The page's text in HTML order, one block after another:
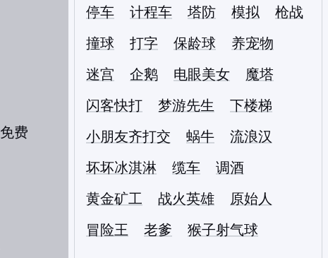
停车
计程车 塔防 模拟
枪战
撞球
打字 保龄球
养宠物
迷宫
企鹅 电眼美女
魔塔
闪客快打
梦游先生
下楼梯
小朋友齐打交
蜗牛
流浪汉
坏坏冰淇淋
缆车
调酒
黄金矿工
战火英雄
原始人
冒险王
老爹 猴子射气球